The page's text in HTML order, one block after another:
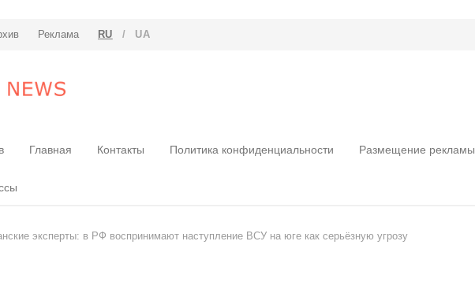
Реклама RU / UA
Главная Контакты Политика конфиденциальности Размещение рекламы
эксперты: в РФ воспринимают наступление ВСУ на юге как серьёзную угрозу